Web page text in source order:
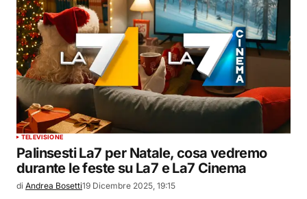
TELEVISIONE
Palinsesti La7 per Natale, cosa vedremo
durante le feste su La7 e La7 Cinema
di Andrea Bosetti19 Dicembre 2025, 19:15